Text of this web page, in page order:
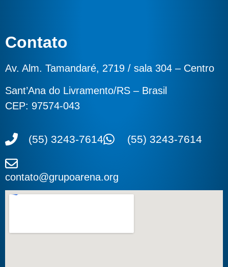
Contato
Av. Alm. Tamandaré, 2719 / sala 304 – Centro
Sant’Ana do Livramento/RS – Brasil
CEP: 97574-043
(55) 3243-7614 (55) 3243-7614
contato@grupoarena.org